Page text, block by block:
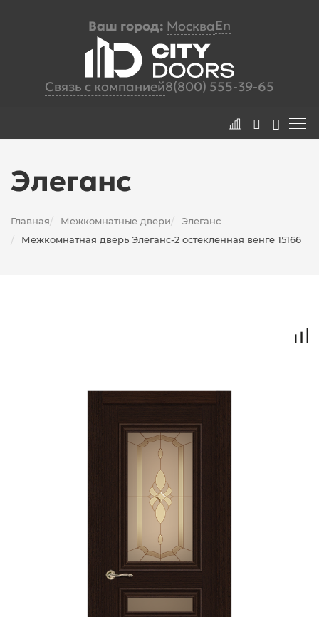
Ваш город: МоскваEn
Связь с компанией8(800) 555-39-65
Элеганс
Главная/ Межкомнатные двери/ Элеганс
/ Межкомнатная дверь Элеганс-2 остекленная венге 15166